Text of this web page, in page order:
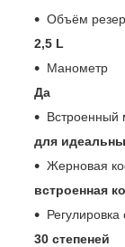
Объём
2,5 L
Манометр
Да
Встроенный
для
Жерновая
встроенная
30 степеней